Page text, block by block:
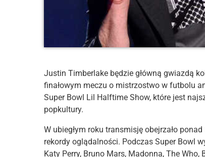
Justin Timberlake będzie główną gwiazdą
finałowym meczu o mistrzostwo w futbolu
Super Bowl Lil Halftime Show, które jest
popkultury.
W ubiegłym roku transmisję obejrzało
rekordy oglądalności. Podczas Super Bowl
Katy Perry, Bruno Mars, Madonna, The